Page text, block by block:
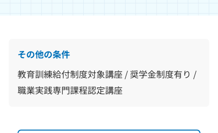
その他の条件
教育訓練給付制度対象講座 / 奨学金制度有り /
職業実践専門課程認定講座